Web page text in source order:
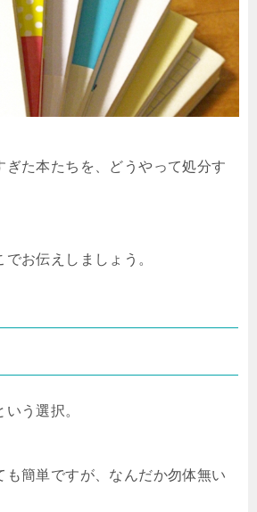
ぎた本たちを、どうやって処分す
お伝えしましょう。
う選択。
も簡単ですが、なんだか勿体無い